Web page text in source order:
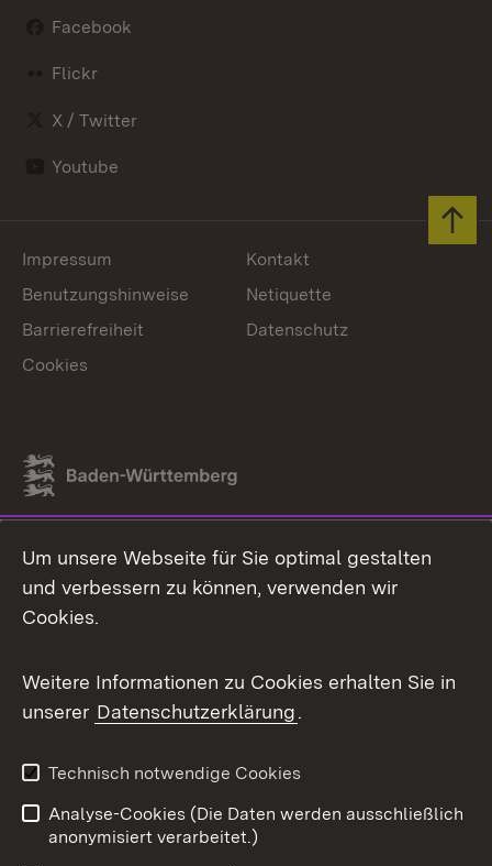
Facebook
Flickr
X / Twitter
Youtube
Link zum Landesportal
Impressum
Kontakt
Benutzungshinweise
Netiquette
Barrierefreiheit
Datenschutz
Cookies
Um unsere Webseite für Sie optimal gestalten
und verbessern zu können, verwenden wir
Cookies.
Weitere Informationen zu Cookies erhalten Sie in
unserer Datenschutzerklärung.
Technisch notwendige Cookies
Analyse-Cookies (Die Daten werden ausschließlich
anonymisiert verarbeitet.)